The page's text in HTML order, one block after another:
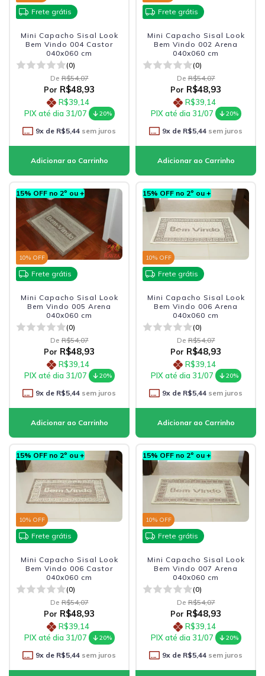
Frete grátis
Mini Capacho Sisal Look
Bem Vindo 004 Castor
040x060 cm
(0)
De R$54,07
Por R$48,93
R$39,14
PIX até dia 31/07
20%
9x de R$5,44 sem juros
Frete grátis
Mini Capacho Sisal Look
Bem Vindo 002 Arena
040x060 cm
(0)
De R$54,07
Por R$48,93
R$39,14
PIX até dia 31/07
20%
9x de R$5,44 sem juros
15% OFF no 2º ou +
10% OFF
Frete grátis
Mini Capacho Sisal Look
Bem Vindo 005 Arena
040x060 cm
(0)
De R$54,07
Por R$48,93
R$39,14
PIX até dia 31/07
20%
9x de R$5,44 sem juros
15% OFF no 2º ou +
10% OFF
Frete grátis
Mini Capacho Sisal Look
Bem Vindo 006 Arena
040x060 cm
(0)
De R$54,07
Por R$48,93
R$39,14
PIX até dia 31/07
20%
9x de R$5,44 sem juros
15% OFF no 2º ou +
10% OFF
Frete grátis
Mini Capacho Sisal Look
Bem Vindo 006 Castor
040x060 cm
(0)
De R$54,07
Por R$48,93
R$39,14
PIX até dia 31/07
20%
9x de R$5,44 sem juros
15% OFF no 2º ou +
10% OFF
Frete grátis
Mini Capacho Sisal Look
Bem Vindo 007 Arena
040x060 cm
(0)
De R$54,07
Por R$48,93
R$39,14
PIX até dia 31/07
20%
9x de R$5,44 sem juros